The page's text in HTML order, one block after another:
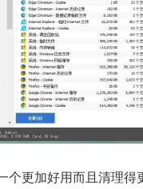
个更加好用而且清理得